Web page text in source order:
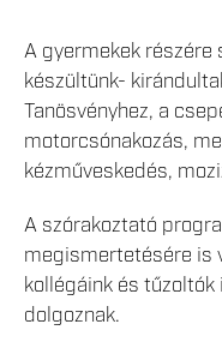
A gyermekek
készültünk-
Tanösvényhez, a
motorcsónakozás,
kézműveskedés,
A szórakoztató
megismertetésére is
kollégáink és
dolgoznak.